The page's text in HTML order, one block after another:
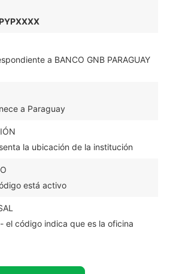
a BANCO GNB PARAGUAY
a Paraguay
la ubicación de la institución
está activo
- el código indica que es la oficina